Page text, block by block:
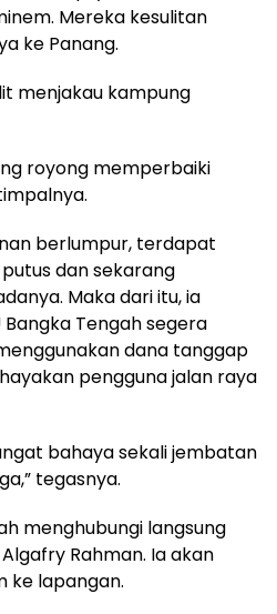
Mereka kesulitan
ke Panang.
menjakau kampung
royong memperbaiki
berlumpur, terdapat
dan sekarang
Maka dari itu, ia
Tengah segera
dana tanggap
pengguna jalan raya
bahaya sekali jembatan
tegasnya.
menghubungi langsung
Rahman. Ia akan
ke lapangan.